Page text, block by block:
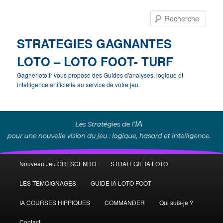
STRATEGIES GAGNANTES
LOTO – LOTO FOOT- TURF
Gagnerloto.fr vous propose des Guides d'analyses, logique et
intelligence artificielle au service de votre jeu.
principal
Aller
au
contenu
Nouveau Jeu CRESCENDO STRATEGIE IA LOTO
LES TEMOIGNAGES GUIDE IA LOTO FOOT
IA COURSES HIPPIQUES COMMANDER Qui suis-je ?